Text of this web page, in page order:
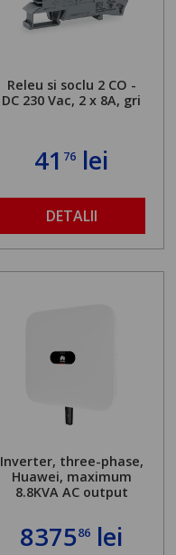
Releu si soclu 2 CO -
DC 230 Vac, 2 x 8A, gri
41 76 lei
DETALII
Inverter, three-phase,
Huawei, maximum
8.8KVA AC output
837586 lei